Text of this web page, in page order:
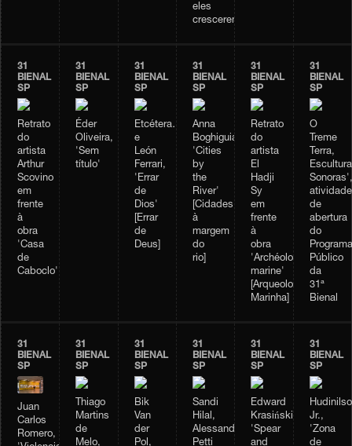
eles
crescerem...)]
31
BIENAL
SP
Retrato
do
artista
Arthur
Scovino
em
frente
à
obra
'Casa
de
Caboclo'
31
BIENAL
SP
Éder
Oliveira,
'Sem
título'
31
BIENAL
SP
Etcétera…
e
León
Ferrari,
'Errar
de
Dios'
[Errar
de
Deus]
31
BIENAL
SP
Anna
Boghiguian,
'Cities
by
the
River'
[Cidades
à
margem
do
rio]
31
BIENAL
SP
Retrato
do
artista
El
Hadji
Sy
em
frente
à
obra
'Archéologie
marine'
[Arqueologia
Marinha]
31
BIENAL
SP
O
Treme
Terra,
Sonoras',
atividade
de
abertura
do
Programa
Público
da
31ª
Bienal
31
BIENAL
SP
Juan
Carlos
Romero,
31
BIENAL
SP
Thiago
Martins
de
Melo,
31
BIENAL
SP
Bik
Van
der
Pol,
31
BIENAL
SP
Sandi
Hilal,
Alessandro
Petti
31
BIENAL
SP
Edward
Krasiński,
'Spear
and
31
BIENAL
SP
Jr.,
'Zona
de